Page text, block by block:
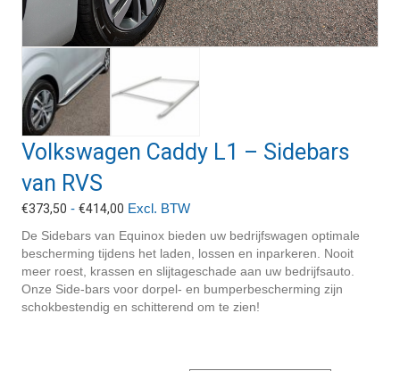
Volkswagen Caddy L1 – Sidebars
van RVS
€373,50 - €414,00 Prijsklasse:
tot
€414,00
Excl. BTW
De Sidebars van Equinox bieden uw bedrijfswagen optimale
bescherming tijdens het laden, lossen en inparkeren. Nooit
meer roest, krassen en slijtageschade aan uw bedrijfsauto.
Onze Side-bars voor dorpel- en bumperbescherming zijn
schokbestendig en schitterend om te zien!